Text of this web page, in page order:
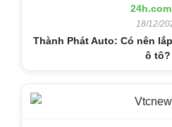
18/12/
Thành Phát Auto: Có nên
ô tô?